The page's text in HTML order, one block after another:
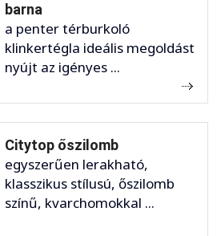
barna
a penter térburkoló
klinkertégla ideális megoldást
nyújt az igényes ...
Citytop őszilomb
egyszerűen lerakható,
klasszikus stílusú, őszilomb
színű, kvarchomokkal ...